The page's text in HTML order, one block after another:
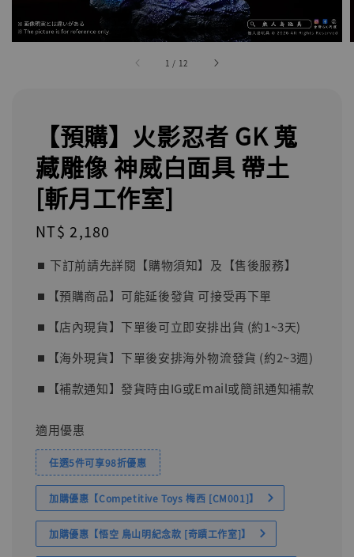
1 / 12
【預購】火影忍者 GK 蒐
藏雕像 神威白面具 帶土
[斬月工作室]
Regular
NT$ 2,180
⏹︎ 下訂前請先詳閱【購物須知】及【售後服務】
⏹︎【預購商品】可能延後發貨 可接受再下單
⏹︎【店內現貨】下單後可立即安排出貨 (約1~3天)
⏹︎【海外現貨】下單後安排海外物流發貨 (約2~3週)
⏹︎【補款通知】發貨時由IG或Email或簡訊通知補款
適用優惠
任選5件可享98折優惠
加購優惠【Competitive Toys 梅西 [CM001]】
加購優惠【悟空 鳥山明紀念款 [奇蹟工作室]】